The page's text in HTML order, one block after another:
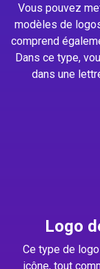
Vous pouvez
modèles de
comprend
Dans ce type,
dans une
Logo
Ce type de
icône, tout